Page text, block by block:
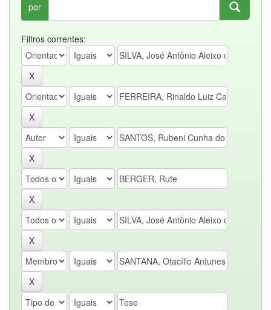
por
Filtros correntes: